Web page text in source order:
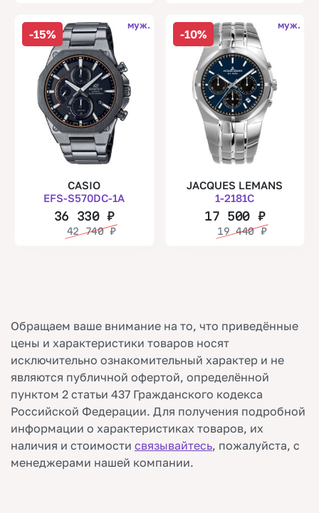
-15%
муж.
CASIO
EFS-S570DC-1A
36 330₽
42 740₽
-10%
муж.
JACQUES LEMANS
1-2181C
17 500 ₽
19 440₽
Обращаем ваше внимание на то, что приведённые
цены и характеристики товаров носят
исключительно ознакомительный характер и не
являются публичной офертой, определённой
пунктом 2 статьи 437 Гражданского кодекса
Российской Федерации. Для получения подробной
информации о характеристиках товаров, их
наличия и стоимости связывайтесь, пожалуйста, с
менеджерами нашей компании.